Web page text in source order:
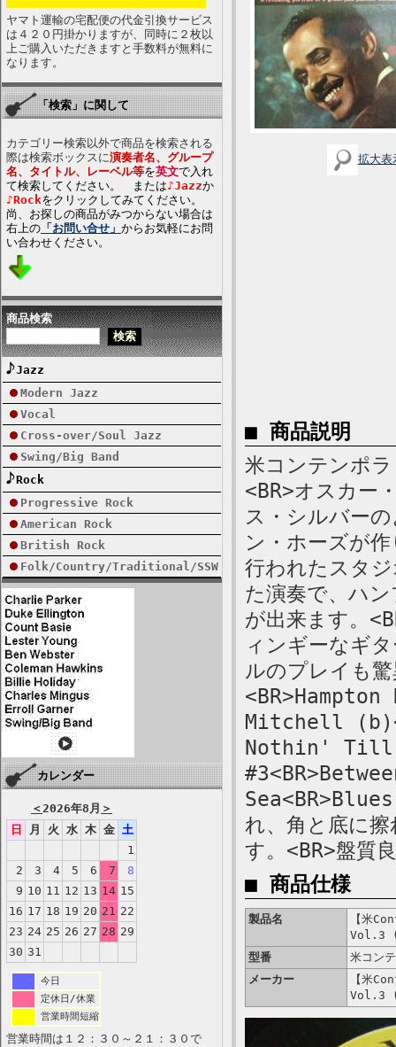
ヤマト運輸の宅配便の代金引換サービス
は４２０円掛かりますが、同時に２枚以
上ご購入いただきますと手数料が無料に
なります。
「検索」に関して
カテゴリー検索以外で商品を検索される
際は検索ボックスに演奏者名、グループ
名、タイトル、レーベル等を英文で入れ
て検索してください。 または♪Jazzか
♪Rockをクリックしてみてください。
尚、お探しの商品がみつからない場合は
右上の 「お問い合せ」 からお気軽にお問
い合わせください。
商品検索
Jazz
Modern Jazz
Vocal
Cross-over/Soul Jazz
Swing/Big Band
Rock
Progressive Rock
American Rock
British Rock
Folk/Country/Traditional/SSW
カレンダー
＜2026年8月 ＞
日
月 火 水 木 金 土
1
2
3 4 5 6 7
8
9 10 11 12 13 14 15
16 17 18 19 20 21 22
23 24 25 26 27 28 29
30 31
今日
定休日/休業
営業時間短縮
営業時間は１２：３０～２１：３０で
拡大表
■ 商品説明
米コンテンポ
<BR>オスカー
ス・シルバー
ン・ホーズが
行われたスタ
た演奏で、ハ
が出来ます。
ィンギーなギ
ルのプレイも
Mitchell
Nothin' Till
れ、角と底に
す。<BR>盤質
■ 商品仕様
製品名
【米
Vol.3
型番
米コン
メーカー
【米
Vol.3